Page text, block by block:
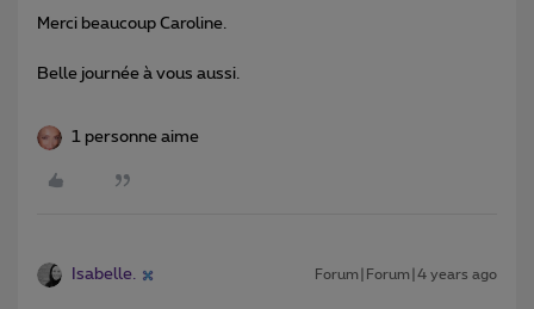
Merci beaucoup Caroline.
Belle journée à vous aussi.
1 personne aime
Isabelle. Forum|Forum|4 years ago